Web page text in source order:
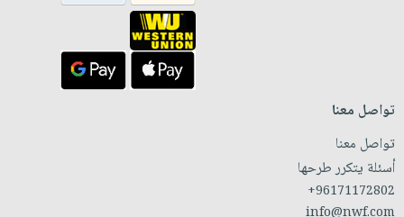
تواصل معنا
تواصل معنا
أسئلة يتكرر طرحها
+96171172802